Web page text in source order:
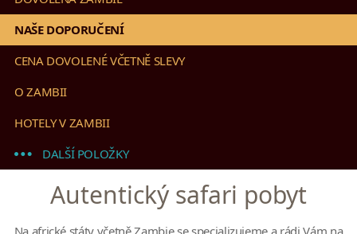
NAŠE DOPORUČENÍ
CENA DOVOLENÉ VČETNĚ SLEVY
O ZAMBII
HOTELY V ZAMBII
DALŠÍ POLOŽKY
Autentický safari pobyt